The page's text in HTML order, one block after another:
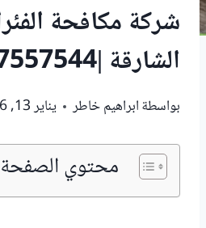
شركة مكافحة
الشارقة |0547557544
بواسطةابراهيم خاطر يناير 13, 2026
محتوي الصفحة